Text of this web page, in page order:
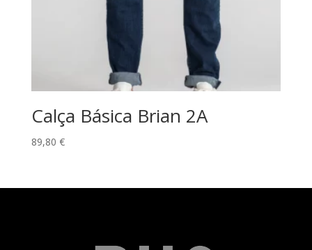
Calça Básica Brian 2A
89,80 €